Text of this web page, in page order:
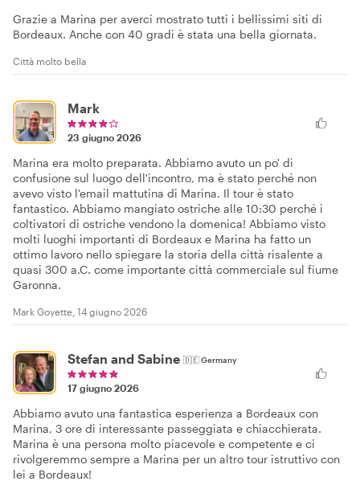
Grazie a Marina per averci mostrato tutti i bellissimi siti di
Bordeaux. Anche con 40 gradi è stata una bella giornata.
Città molto bella
Mark
23 giugno 2026
Marina era molto preparata. Abbiamo avuto un po' di
confusione sul luogo dell'incontro, ma è stato perché non
avevo visto l'email mattutina di Marina. Il tour è stato
fantastico. Abbiamo mangiato ostriche alle 10:30 perché i
coltivatori di ostriche vendono la domenica! Abbiamo visto
molti luoghi importanti di Bordeaux e Marina ha fatto un
ottimo lavoro nello spiegare la storia della città risalente a
quasi 300 a.C. come importante città commerciale sul fiume
Garonna.
Mark Goyette, 14 giugno 2026
Stefan and Sabine 🇩🇪Germany
17 giugno 2026
Abbiamo avuto una fantastica esperienza a Bordeaux con
Marina, 3 ore di interessante passeggiata e chiacchierata.
Marina è una persona molto piacevole e competente e ci
rivolgeremmo sempre a Marina per un altro tour istruttivo con
lei a Bordeaux!